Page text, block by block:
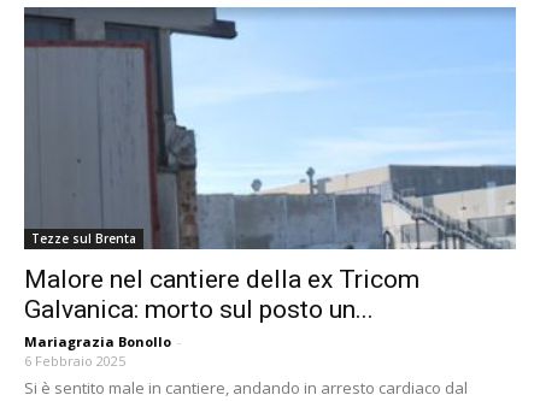
Tezze sul Brenta
Malore nel cantiere della ex Tricom
Galvanica: morto sul posto un...
Mariagrazia Bonollo -
6 Febbraio 2025
Si è sentito male in cantiere, andando in arresto cardiaco dal